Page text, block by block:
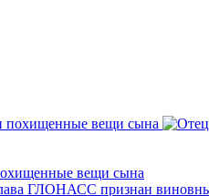
вещи сына